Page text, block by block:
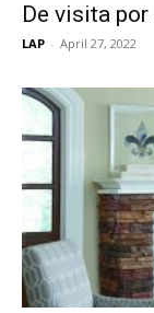
De visita
LAP - April 27, 2022